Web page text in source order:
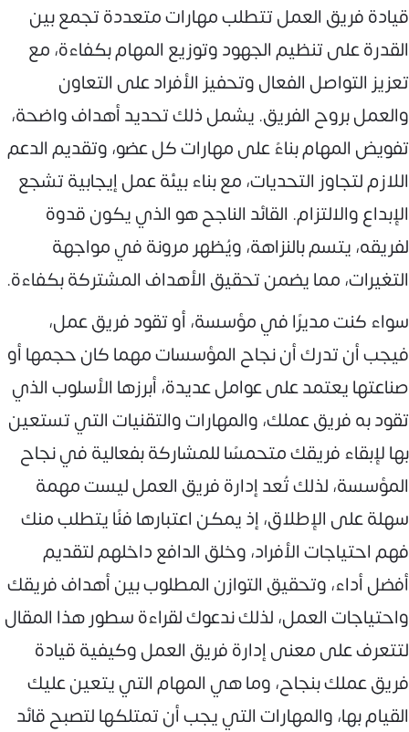
قيادة فريق العمل تتطلب مهارات متعددة تجمع بين
القدرة على تنظيم الجهود وتوزيع المهام بكفاءة، مع
تعزيز التواصل الفعال وتحفيز الأفراد على التعاون
والعمل بروح الفريق. يشمل ذلك تحديد أهداف واضحة،
تفويض المهام بناءً على مهارات كل عضو، وتقديم الدعم
اللازم لتجاوز التحديات، مع بناء بيئة عمل إيجابية تشجع
الإبداع والالتزام. القائد الناجح هو الذي يكون قدوة
لفريقه، يتسم بالنزاهة، ويُظهر مرونة في مواجهة
التغيرات، مما يضمن تحقيق الأهداف المشتركة بكفاءة.
سواء كنت مديرًا في مؤسسة، أو تقود فريق عمل،
فيجب أن تدرك أن نجاح المؤسسات مهما كان حجمها أو
صناعتها يعتمد على عوامل عديدة، أبرزها الأسلوب الذي
تقود به فريق عملك، والمهارات والتقنيات التي تستعين
بها لإبقاء فريقك متحمسًا للمشاركة بفعالية في نجاح
المؤسسة، لذلك تُعد إدارة فريق العمل ليست مهمة
سهلة على الإطلاق، إذ يمكن اعتبارها فنًا يتطلب منك
فهم احتياجات الأفراد، وخلق الدافع داخلهم لتقديم
أفضل أداء، وتحقيق التوازن المطلوب بين أهداف فريقك
واحتياجات العمل، لذلك ندعوك لقراءة سطور هذا المقال
لتتعرف على معنى إدارة فريق العمل وكيفية قيادة
فريق عملك بنجاح، وما هي المهام التي يتعين عليك
القيام بها، والمهارات التي يجب أن تمتلكها لتصبح قائد